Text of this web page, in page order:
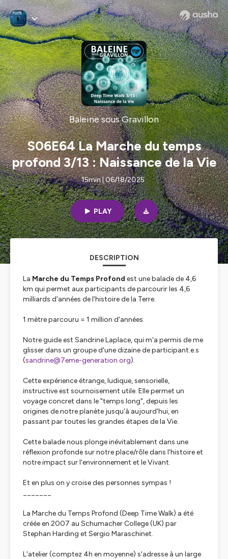
Baleine sous Gravillon
S06E64 La Marche du temps
profond 3/13 : Naissance de la Vie
15min | 06/18/2025
PLAY
DESCRIPTION
La Marche du Temps Profond est une balade de 4,6
km qui permet aux participants de parcourir les 4,6
milliards d'années de l'histoire de la Terre.
1 mètre parcouru = 1 million d'années.
Notre guide est Sandrine Laplace, qui m'a permis de me
glisser dans un groupe d'une dizaine de participant.e.s
(sandrine@7eme-generation.org).
Cette expérience étrange, ludique, sensorielle,
instructive est sournoisement utile. Elle permet un
voyage concret dans le "temps long", depuis les
origines de notre planète jusqu'à aujourd'hui, en
passant par toutes les grandes étapes de la Vie.
Cette balade nous plonge inévitablement dans une
réflexion profonde sur notre place/rôle dans l'histoire et
notre impact sur l'environnement et le Vivant.
Et en plus on y croise des personnes sympas !
La Marche du Temps Profond (Deep Time Walk) a été
créée en 2007 au Schumacher College (UK) par
Stephan Harding et Sergio Maraschinet.
L'atelier (comptez 4h en moyenne) s'adresse à un large